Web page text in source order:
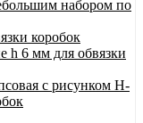
набором по
коробок
h 6 мм для обвязки
с рисунком H-